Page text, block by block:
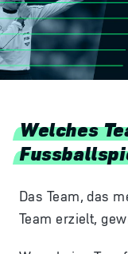
Welches
Das Team, das
Team erzielt,